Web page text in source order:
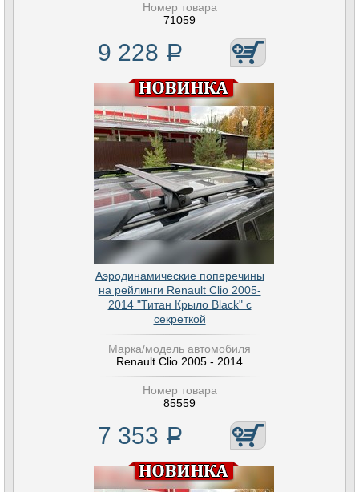
Номер товара
71059
9 228 Р
Аэродинамические поперечины
на рейлинги Renault Clio 2005-
2014 "Титан Крыло Black" с
секреткой
Марка/модель автомобиля
Renault Clio 2005 - 2014
Номер товара
85559
7 353 Р